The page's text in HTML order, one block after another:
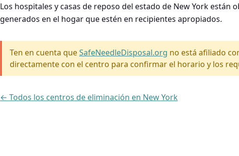
Los hospitales y casas de reposo del estado de New York están
generados en el hogar que estén en recipientes apropiados.
Ten en cuenta queSafeNeedleDisposal.org no está afiliado
directamente con el centro para confirmar el horario y los
← Todos los centros de eliminación en New York